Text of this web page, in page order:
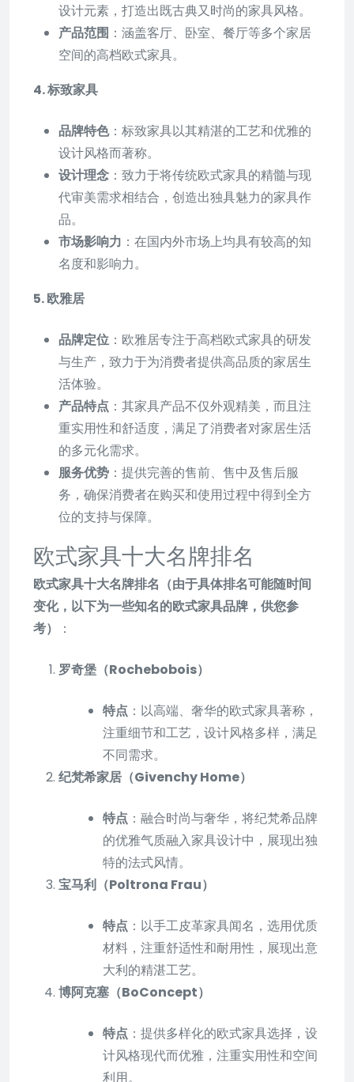
设计元素，打造出既古典又时尚的家具风格。
产品范围 ：涵盖客厅、卧室、餐厅等多个家居
空间的高档欧式家具。
4. 标致家具
品牌特色：标致家具以其精湛的工艺和优雅的
设计风格而著称。
设计理念 ：致力于将传统欧式家具的精髓与现
代审美需求相结合，创造出独具魅力的家具作
品。
市场影响力 ：在国内外市场上均具有较高的知
名度和影响力。
5. 欧雅居
品牌定位 ：欧雅居专注于高档欧式家具的研发
与生产，致力于为消费者提供高品质的家居生
活体验。
产品特点 ：其家具产品不仅外观精美，而且注
重实用性和舒适度，满足了消费者对家居生活
的多元化需求。
服务优势 ：提供完善的售前、售中及售后服
务，确保消费者在购买和使用过程中得到全方
位的支持与保障。
欧式家具十大名牌排名
欧式家具十大名牌排名（由于具体排名可能随时间
变化，以下为一些知名的欧式家具品牌，供您参
考）
：
罗奇堡（Rochebobois）
特点 ：以高端、奢华的欧式家具著称，
注重细节和工艺，设计风格多样，满足
不同需求。
纪梵希家居（Givenchy Home）
特点 ：融合时尚与奢华，将纪梵希品牌
的优雅气质融入家具设计中，展现出独
特的法式风情。
宝马利（Poltrona Frau）
特点 ：以手工皮革家具闻名，选用优质
材料，注重舒适性和耐用性，展现出意
大利的精湛工艺。
博阿克塞（BoConcept）
特点 ：提供多样化的欧式家具选择，设
计风格现代而优雅，注重实用性和空间
利用。